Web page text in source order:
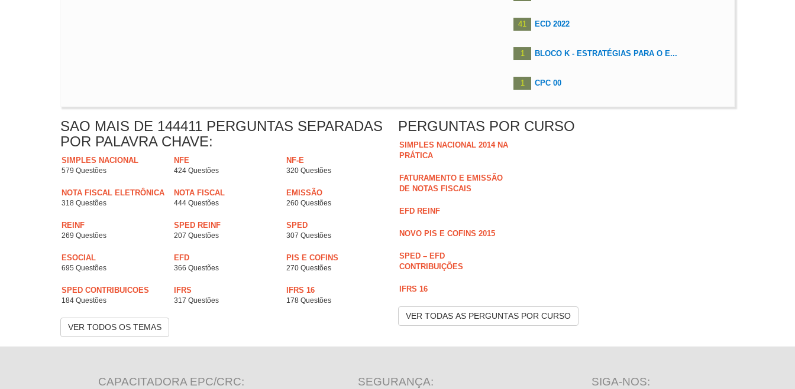
41 ECD 2022
1 BLOCO K - ESTRATÉGIAS PARA O E...
1 CPC 00
SAO MAIS DE 144411 PERGUNTAS SEPARADAS
POR PALAVRA CHAVE:
SIMPLES NACIONAL
579 Questões
NFE
424 Questões
NF-E
320 Questões
NOTA FISCAL ELETRÔNICA
318 Questões
NOTA FISCAL
444 Questões
EMISSÃO
260 Questões
REINF
269 Questões
SPED REINF
207 Questões
SPED
307 Questões
ESOCIAL
695 Questões
EFD
366 Questões
PIS E COFINS
270 Questões
SPED CONTRIBUICOES
184 Questões
IFRS
317 Questões
IFRS 16
178 Questões
VER TODOS OS TEMAS
PERGUNTAS POR CURSO
SIMPLES NACIONAL 2014 NA
PRÁTICA
FATURAMENTO E EMISSÃO
DE NOTAS FISCAIS
EFD REINF
NOVO PIS E COFINS 2015
SPED – EFD
CONTRIBUIÇÕES
IFRS 16
VER TODAS AS PERGUNTAS POR CURSO
CAPACITADORA EPC/CRC: SEGURANÇA: SIGA-NOS: